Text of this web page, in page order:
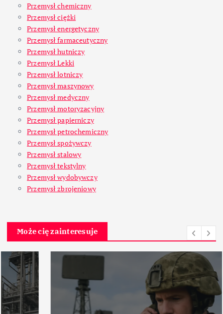
Przemysł chemiczny
Przemysł ciężki
Przemysł energetyczny
Przemysł farmaceutyczny
Przemysł hutniczy
Przemysł Lekki
Przemysł lotniczy
Przemysł maszynowy
Przemysł medyczny
Przemysł motoryzacyjny
Przemysł papierniczy
Przemysł petrochemiczny
Przemysł spożywczy
Przemysł stalowy
Przemysł tekstylny
Przemysł wydobywczy
Przemysł zbrojeniowy
Może cię zainteresuje